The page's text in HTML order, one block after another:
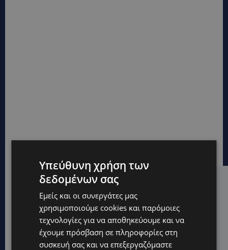
Hot this week
UPDATES
ΜΑΡΙΑ ΜΑΡΚΟΥ-ΠΗΚΚΟΥ: Τον κατέγραψε η κάμερα να
μπαίνει στο σπίτι της –Έλειπε στο εξωτερικό
εκπροσωπώντας την Κύπρο: «Αύριο μπορεί να είναι
κάποιος που δεν...
Υπεύθυνη χρήση των
δεδομένων σας
Εμείς και οι συνεργάτες μας
χρησιμοποιούμε cookies και παρόμοιες
τεχνολογίες για να αποθηκεύουμε και να
έχουμε πρόσβαση σε πληροφορίες στη
συσκευή σας και να επεξεργαζόμαστε